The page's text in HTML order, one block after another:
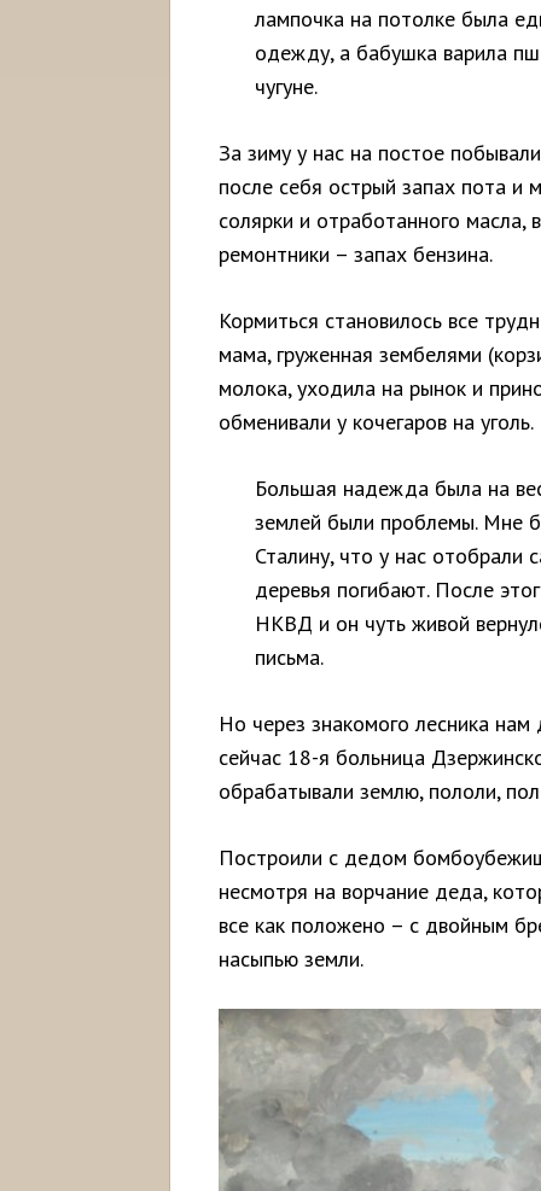
лампочка на потолке была
одежду, а бабушка варила
чугуне.
За зиму у нас на постое
после себя острый запах пота и
солярки и отработанного масла,
ремонтники – запах бензина.
Кормиться становилось все
мама, груженная зембелями
молока, уходила на рынок и
обменивали у кочегаров на уголь.
Большая надежда была на
землей были проблемы. Мне
Сталину, что у нас отобрали
деревья погибают. После
НКВД и он чуть живой
письма.
Но через знакомого лесника
сейчас 18-я больница
обрабатывали землю, пололи,
Построили с дедом
несмотря на ворчание деда,
все как положено – с двойным
насыпью земли.